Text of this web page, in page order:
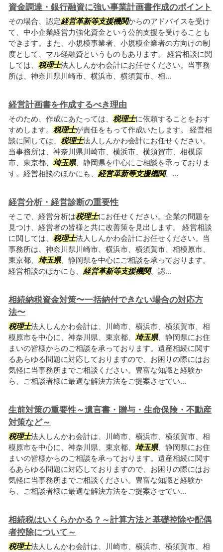
資金調達・銀行融資に強い事業計画書作成のポイント
その場合、認定経営革新等支援機関からのアドバイスを受け
て、中小企業経営力強化資金という公的支援を受けることも
できます。また、小規模事業者、小規模企業者の方向けの制
度として、マル経融資というものもあります。 経営相談に関
しては、 税理士法人しんかわ会計にお任せください。当事務
所は、神奈川県川崎市、横浜市、横須賀市、相...
経営計画書を作成するべき理由
そのため、作成にあたっては、 税理士に依頼することをおす
すめします。 税理士が責任をもって作成いたします。 経営相
談に関しては、 税理士法人しんかわ会計にお任せください。
当事務所は、神奈川県川崎市、横浜市、横須賀市、相模原
市、東京都、 埼玉県、静岡県を中心にご相談を承っておりま
す。経営相談のほかにも、 経営革新等支援機関、...
経営分析・経営診断の重要性
そこで、経営分析は税理士にお任せください。企業の問題を
見つけ、経営者の皆様と共に改善策を見出します。 経営相談
に関しては、 税理士法人しんかわ会計にお任せください。当
事務所は、神奈川県川崎市、横浜市、横須賀市、相模原市、
東京都、 埼玉県、静岡県を中心にご相談を承っております。
経営相談のほかにも、 経営革新等支援機関、認...
相続納税資金対策〜一括納付できない場合の対応方
法〜
税理士法人しんかわ会計は、川崎市、横浜市、横須賀市、相
模原市を中心に、神奈川県、東京都、 埼玉県、静岡県にお住
まいの皆様からのご相談を承っております。遺産相続に関す
るあらゆる問題に対応しておりますので、お困りの際にはお
気軽に当事務所までご相談ください。豊富な知識と経験か
ら、ご相談者様に最適な解決方法をご提案させてい...
生前対策の重要性～遺言書・贈与・生命保険・不動産
対策など～
税理士法人しんかわ会計は、川崎市、横浜市、横須賀市、相
模原市を中心に、神奈川県、東京都、 埼玉県、静岡県にお住
まいの皆様からのご相談を承っております。遺産相続に関す
るあらゆる問題に対応しておりますので、お困りの際にはお
気軽に当事務所までご相談ください。豊富な知識と経験か
ら、ご相談者様に最適な解決方法をご提案させてい...
相続税はいくらかかる？～計算方法と基礎控除や配偶
者控除について～
税理士法人しんかわ会計は、川崎市、横浜市、横須賀市、相